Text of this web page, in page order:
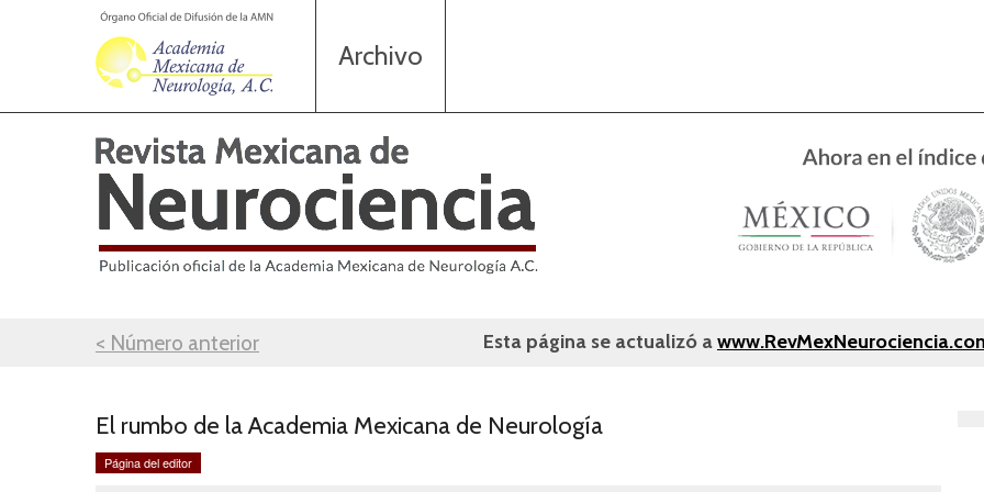
Archivo
< Número anterior Esta página se actualizó a
El rumbo de la Academia Mexicana de Neurología
Página del editor